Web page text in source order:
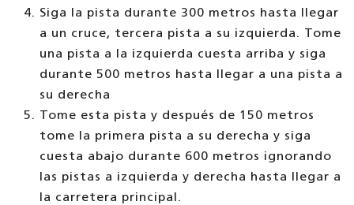
Siga la pista durante 300 metros hasta llegar
a un cruce, tercera pista a su izquierda. Tome
una pista a la izquierda cuesta arriba y siga
durante 500 metros hasta llegar a una pista a
su derecha
Tome esta pista y después de 150 metros
tome la primera pista a su derecha y siga
cuesta abajo durante 600 metros ignorando
las pistas a izquierda y derecha hasta llegar a
la carretera principal.